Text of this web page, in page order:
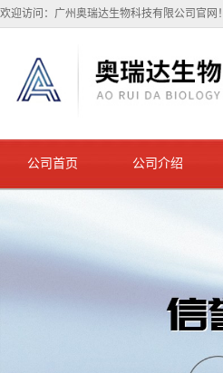
欢迎访问：广州奥瑞达生物科技有限公司官网！
公司首页 公司介绍